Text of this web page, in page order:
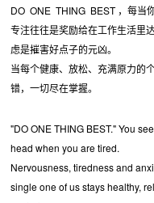
DO ONE THING BEST ，每当
专注往往是奖励给在工作生活里
虑是摧害好点子的元凶。
当每个健康、放松、充满原力的
错，一切尽在掌握。
"DO ONE THING BEST." You
head when you are tired.
Nervousness, tiredness and
single one of us stays healthy,